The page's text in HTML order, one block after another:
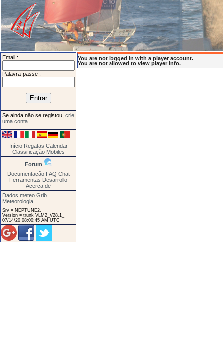
Email :
Palavra-passe :
Se ainda não se registou, crie
uma conta
Início Regatas Calendar
Classificação Mobiles
Forum
Documentação FAQ Chat
Ferramentas Desarrollo
Acerca de
Dados meteo Grib
Meteorologia
Srv = NEPTUNE2.
Version = trunk VLM2_V28.1_
07/14/20 08:00:45 AM UTC
You are not logged in with a player account.
You are not allowed to view player info.